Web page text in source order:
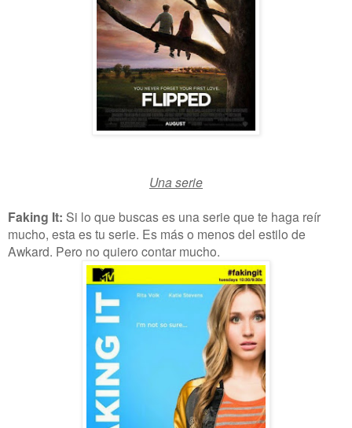
Una serie
Faking It: Si lo que buscas es una serie que te haga reír
mucho, esta es tu serie. Es más o menos del estilo de
Awkard. Pero no quiero contar mucho.